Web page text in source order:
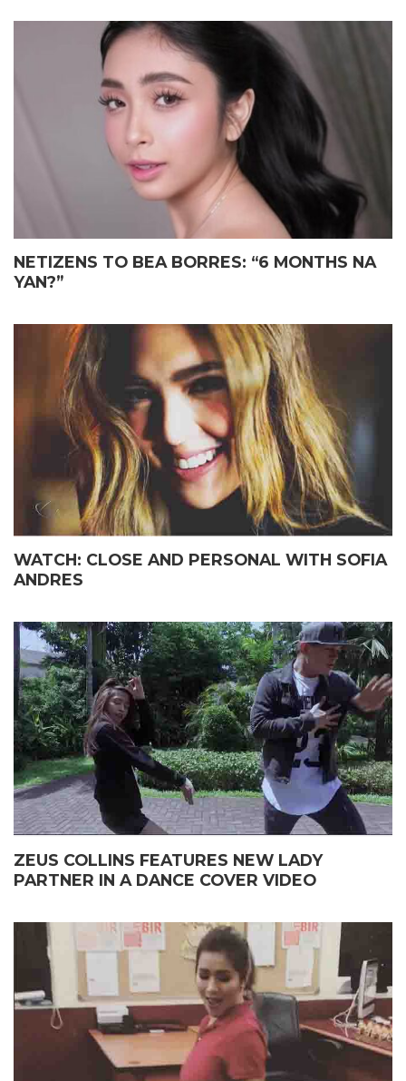
ELIAS MAY FATHER’S DAY
GIFT KAY JOHN LLOYD CRUZ
SA ISANG EMOSYONAL NA
JOHN LLOYD CRUZ
MAGIGING ‘KAPUSO’ NA NGA
BA?
NETIZENS TO BEA BORRES: “6 MONTHS NA
YAN?”
WATCH: CLOSE AND PERSONAL WITH SOFIA
ANDRES
ZEUS COLLINS FEATURES NEW LADY
PARTNER IN A DANCE COVER VIDEO